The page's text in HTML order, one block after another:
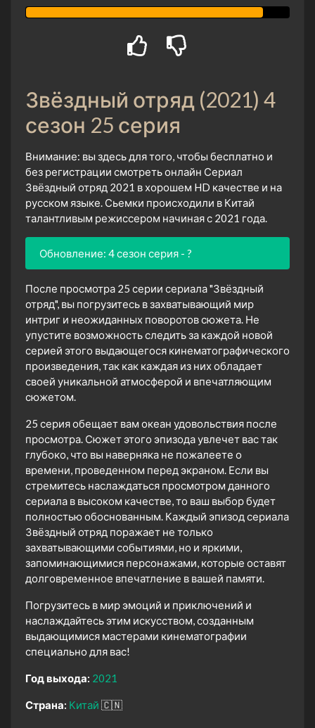
Звёздный отряд (2021) 4
сезон 25 серия
Внимание: вы здесь для того, чтобы бесплатно и
без регистрации смотреть онлайн Сериал
Звёздный отряд 2021 в хорошем HD качестве и на
русском языке. Сьемки происходили в Китай
талантливым режиссером начиная с 2021 года.
Обновление: 4 сезон серия - ?
После просмотра 25 серии сериала "Звёздный
отряд", вы погрузитесь в захватывающий мир
интриг и неожиданных поворотов сюжета. Не
упустите возможность следить за каждой новой
серией этого выдающегося кинематографического
произведения, так как каждая из них обладает
своей уникальной атмосферой и впечатляющим
сюжетом.
25 серия обещает вам океан удовольствия после
просмотра. Сюжет этого эпизода увлечет вас так
глубоко, что вы наверняка не пожалеете о
времени, проведенном перед экраном. Если вы
стремитесь наслаждаться просмотром данного
сериала в высоком качестве, то ваш выбор будет
полностью обоснованным. Каждый эпизод сериала
Звёздный отряд поражает не только
захватывающими событиями, но и яркими,
запоминающимися персонажами, которые оставят
долговременное впечатление в вашей памяти.
Погрузитесь в мир эмоций и приключений и
наслаждайтесь этим искусством, созданным
выдающимися мастерами кинематографии
специально для вас!
Год выхода: 2021
Страна: Китай 🇨🇳